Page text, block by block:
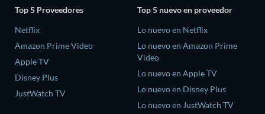
Top 5 Proveedores
Netflix
Amazon Prime Video
Apple TV
Disney Plus
JustWatch TV
Top 5 nuevo en proveedor
Lo nuevo en Netflix
Lo nuevo en Amazon Prime
Video
Lo nuevo en Apple TV
Lo nuevo en Disney Plus
Lo nuevo en JustWatch TV